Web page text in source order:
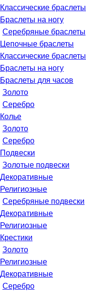
Классические браслеты
Браслеты на ногу
Серебряные браслеты
Цепочные браслеты
Классические браслеты
Браслеты на ногу
Браслеты для часов
Золото
Серебро
Колье
Золото
Серебро
Подвески
Золотые подвески
Декоративные
Религиозные
Серебряные подвески
Декоративные
Религиозные
Крестики
Золото
Религиозные
Декоративные
Серебро